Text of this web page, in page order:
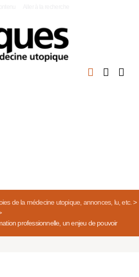
de la médecine utopique, annonces, lu, etc.>
professionnelle, un enjeu de pouvoir